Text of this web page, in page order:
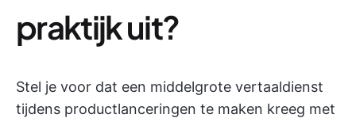
praktijk uit?
Stel je voor dat een middelgrote vertaaldienst
tijdens productlanceringen te maken kreeg met